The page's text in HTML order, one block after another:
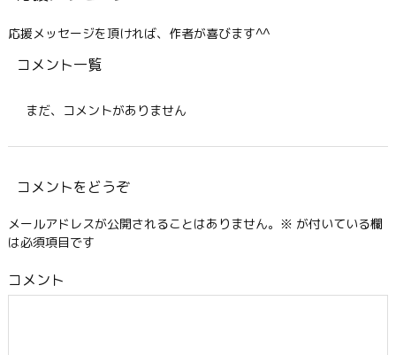
応援メッセージを頂ければ、作者が喜びます^^
コメント一覧
まだ、コメントがありません
コメントをどうぞ
メールアドレスが公開されることはありません。 ※ が付いている欄
は必須項目です
コメント